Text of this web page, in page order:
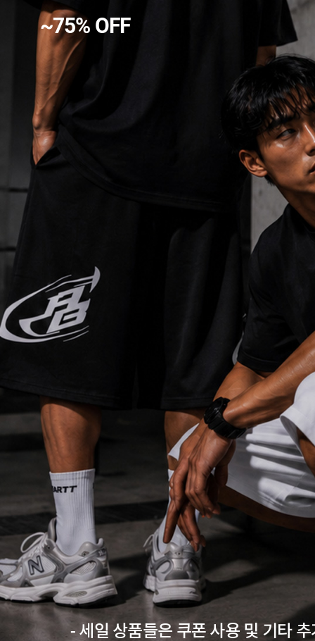
~75% OFF
- 세일 상품들은 쿠폰 사용 및 기타